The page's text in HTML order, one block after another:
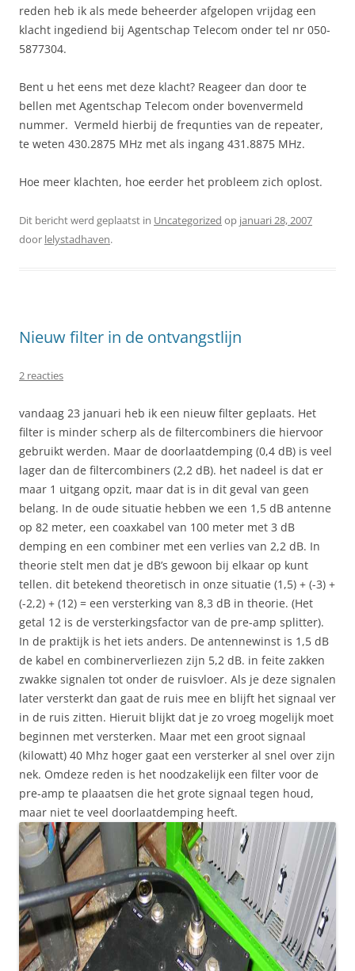
reden heb ik als mede beheerder afgelopen vrijdag een
klacht ingediend bij Agentschap Telecom onder tel nr 050-
5877304.
Bent u het eens met deze klacht? Reageer dan door te
bellen met Agentschap Telecom onder bovenvermeld
nummer. Vermeld hierbij de frequnties van de repeater,
te weten 430.2875 MHz met als ingang 431.8875 MHz.
Hoe meer klachten, hoe eerder het probleem zich oplost.
Dit bericht werd geplaatst in Uncategorized op januari 28, 2007
door lelystadhaven.
Nieuw filter in de ontvangstlijn
2 reacties
vandaag 23 januari heb ik een nieuw filter geplaats. Het
filter is minder scherp als de filtercombiners die hiervoor
gebruikt werden. Maar de doorlaatdemping (0,4 dB) is veel
lager dan de filtercombiners (2,2 dB). het nadeel is dat er
maar 1 uitgang opzit, maar dat is in dit geval van geen
belang. In de oude situatie hebben we een 1,5 dB antenne
op 82 meter, een coaxkabel van 100 meter met 3 dB
demping en een combiner met een verlies van 2,2 dB. In
theorie stelt men dat je dB’s gewoon bij elkaar op kunt
tellen. dit betekend theoretisch in onze situatie (1,5) + (-3) +
(-2,2) + (12) = een versterking van 8,3 dB in theorie. (Het
getal 12 is de versterkingsfactor van de pre-amp splitter).
In de praktijk is het iets anders. De antennewinst is 1,5 dB
de kabel en combinerverliezen zijn 5,2 dB. in feite zakken
zwakke signalen tot onder de ruisvloer. Als je deze signalen
later versterkt dan gaat de ruis mee en blijft het signaal ver
in de ruis zitten. Hieruit blijkt dat je zo vroeg mogelijk moet
beginnen met versterken. Maar met een groot signaal
(kilowatt) 40 Mhz hoger gaat een versterker al snel over zijn
nek. Omdeze reden is het noodzakelijk een filter voor de
pre-amp te plaaatsen die het grote signaal tegen houd,
maar niet te veel doorlaatdemping heeft.